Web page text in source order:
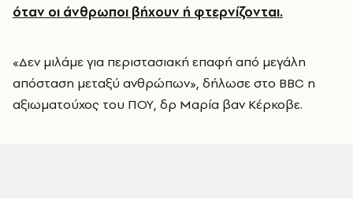
όταν οι άνθρωποι βήχουν ή φτερνίζονται.
«Δεν μιλάμε για περιστασιακή επαφή από μεγάλη
απόσταση μεταξύ ανθρώπων», δήλωσε στο BBC η
αξιωματούχος του ΠΟΥ, δρ Μαρία βαν Κέρκοβε.